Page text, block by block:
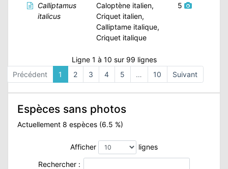
Calliptamus
italicus
Caloptène italien,
Criquet italien,
Calliptame italique,
Criquet italique
5
Ligne 1 à 10 sur 99 lignes
Précédent
1 2 3 4 5 … 10 Suivant
Espèces sans photos
Actuellement 8 espèces (6.5 %)
Afficher
lignes
Rechercher :